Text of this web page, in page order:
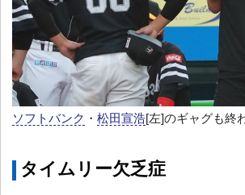
ソフトバンク ・ 松田宣浩[左]のギャグも終
タイムリー欠乏症